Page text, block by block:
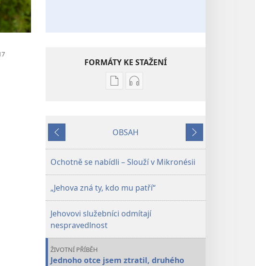
FORMÁTY KE STAŽENÍ
Formáty
STRÁŽNÁ
STUDIJNÍ
VYDÁNÍ
Formáty
STRÁŽNÁ
STUDIJNÍ
VYDÁNÍ
Předchozí
OBSAH
Další
Ochotně se nabídli – Slouží v Mikronésii
„Jehova zná ty, kdo mu patří“
Jehovovi služebníci odmítají
nespravedlnost
ŽIVOTNÍ PŘÍBĚH
Jednoho otce jsem ztratil, druhého